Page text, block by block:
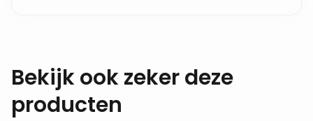
Bekijk ook zeker deze
producten